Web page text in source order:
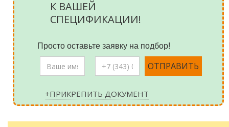
К ВАШЕЙ
СПЕЦИФИКАЦИИ!
Просто оставьте заявку на подбор!
+ПРИКРЕПИТЬ ДОКУМЕНТ